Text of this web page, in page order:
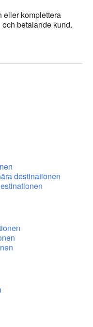
eller komplettera
betalande kund.
destinationen